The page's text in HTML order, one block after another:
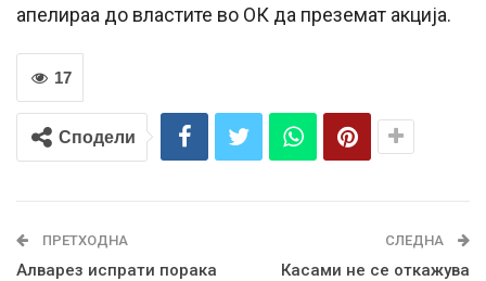
апелираа до властите во ОК да преземат акција.
17
Сподели
ПРЕТХОДНА
Алварез испрати порака
СЛЕДНА
Касами не се откажува